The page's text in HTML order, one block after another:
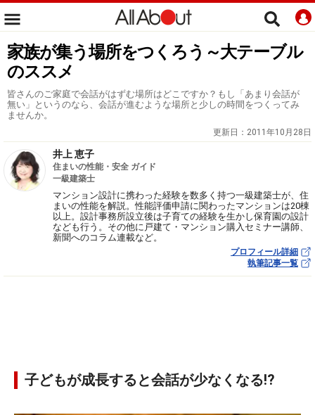
家族が集う場所をつくろう～大テーブル
のススメ
皆さんのご家庭で会話がはずむ場所はどこですか？もし「あまり会話が
無い」というのなら、会話が進むような場所と少しの時間をつくってみ
ませんか。
更新日： 2011年10月28日
井上 恵子
住まいの性能・安全 ガイド
一級建築士
マンション設計に携わった経験を数多く持つ一級建築士が、住
まいの性能を解説。性能評価申請に関わったマンションは20棟
以上。設計事務所設立後は子育ての経験を生かし保育園の設計
なども行う。その他に戸建て・マンション購入セミナー講師、
新聞へのコラム連載など。
プロフィール詳細
執筆記事一覧
子どもが成長すると会話が少なくなる!?